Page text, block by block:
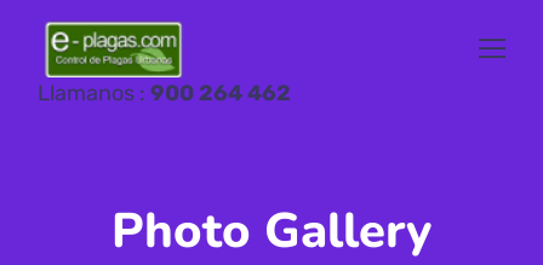
Llamanos : 900 264 462
Photo Gallery